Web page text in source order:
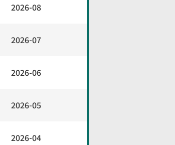
2026-08
2026-07
2026-06
2026-05
2026-04